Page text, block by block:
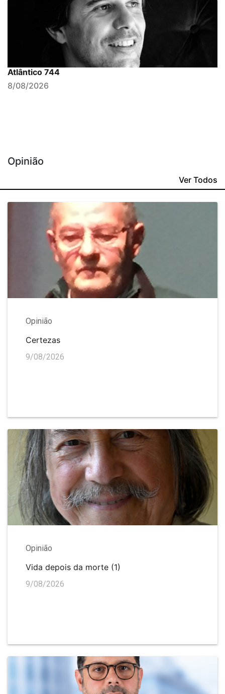
Atlântico 744
8/08/2026
Opinião
Ver Todos
Opinião
Certezas
9/08/2026
Opinião
Vida depois da morte (1)
9/08/2026